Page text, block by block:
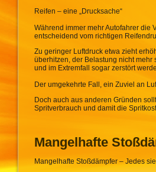
Reifen – eine „Drucksache“
Während immer mehr Autofahrer die
entscheidend vom richtigen
Zu geringer Luftdruck etwa zieht
überhitzen, der Belastung nicht mehr
und im Extremfall sogar zerstört
Der umgekehrte Fall, ein Zuviel an
Doch auch aus anderen Gründen
Spritverbrauch und damit die
Mangelhafte
Mangelhafte Stoßdämpfer – Jedes